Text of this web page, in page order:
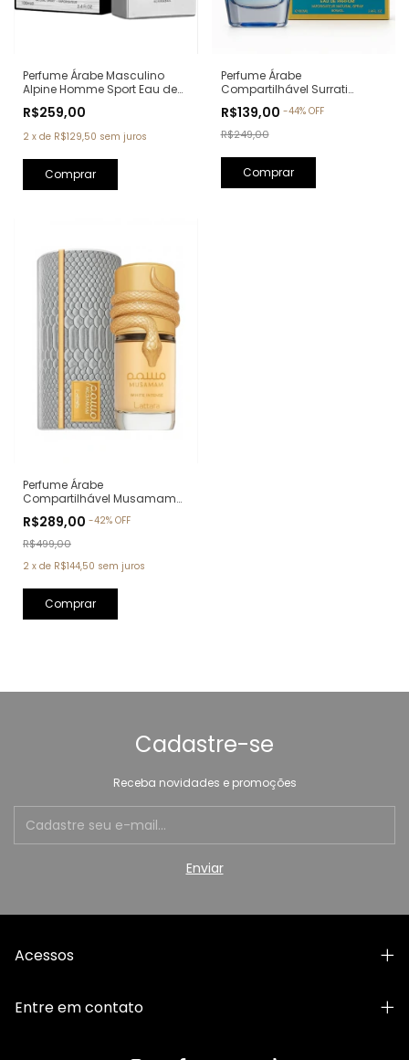
Perfume Árabe Masculino
Alpine Homme Sport Eau de
100ml (Ref. Olfativa: Allure
Homme Sport Chanel)
R$259,00
2 x de R$129,50 sem juros
Perfume Árabe
Compartilhável Surrati
Parfum - 100ml (Ref. Olfativa:
Erba Pura Xerjoff)
R$139,00 -44% OFF
R$249,00
Perfume Árabe
Compartilhável Musamam
Parfum - 100ml
R$289,00 -42% OFF
R$499,00
2 x de R$144,50 sem juros
Cadastre-se
Receba novidades e promoções
Acessos
Entre em contato